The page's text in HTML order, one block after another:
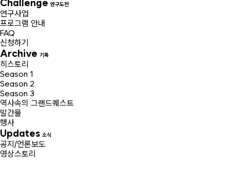
Challenge 연구도전
연구사업
프로그램 안내
FAQ
신청하기
Archive 기록
히스토리
Season 1
Season 2
Season 3
역사속의 그랜드퀘스트
발간물
행사
Updates 소식
공지/언론보도
영상스토리